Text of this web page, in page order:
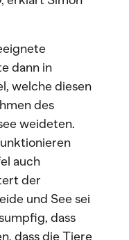
dann in
welche diesen
des
weideten.
auch
der
und See sei
dass
dass die Tiere